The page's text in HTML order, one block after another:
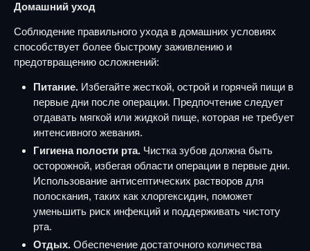
Домашний уход
Соблюдение правильного ухода в домашних условиях
способствует более быстрому заживлению и
предотвращению осложнений:
Питание. Избегайте жесткой, острой и горячей пищи в
первые дни после операции. Предпочтение следует
отдавать мягкой или жидкой пище, которая не требует
интенсивного жевания.
Гигиена полости рта. Чистка зубов должна быть
осторожной, избегая области операции в первые дни.
Использование антисептических растворов для
полоскания, таких как хлоргексидин, поможет
уменьшить риск инфекций и поддерживать чистоту
рта.
Отдых. Обеспечение достаточного количества